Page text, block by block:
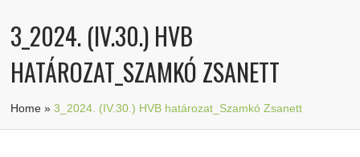
3_2024. (IV.30.) HVB
HATÁROZAT_SZAMKÓ ZSANETT
Home »3_2024. (IV.30.) HVB határozat_Szamkó Zsanett